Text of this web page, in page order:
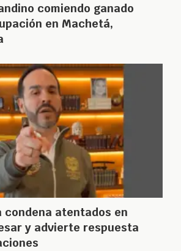
comiendo ganado
en Machetá,
condena atentados en
y advierte respuesta